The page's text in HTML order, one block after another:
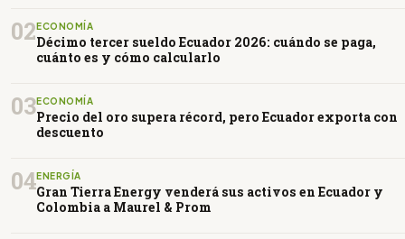
02 ECONOMÍA
Décimo tercer sueldo Ecuador 2026: cuándo se paga,
cuánto es y cómo calcularlo
03ECONOMÍA
Precio del oro supera récord, pero Ecuador exporta con
descuento
04ENERGÍA
Gran Tierra Energy venderá sus activos en Ecuador y
Colombia a Maurel & Prom